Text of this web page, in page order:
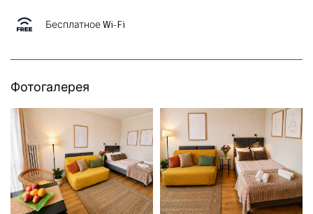
Бесплатное Wi-Fi
Фотогалерея